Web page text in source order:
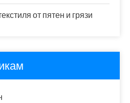
от пятен и грязи